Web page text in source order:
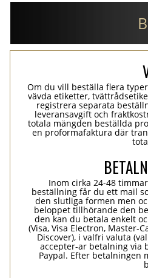
Om du vill beställa flera
vävda etiketter,
registrera separata
leveransavgift och
totala mängden beställda
en proformafaktura där
Inom cirka 24-48
beställning får du ett mail
den slutliga formen men
beloppet tillhörande den
den kan du betala enkelt
(Visa, Visa Electron, Master-
Discover), i valfri valuta
accepter-ar betalning via
Paypal. Efter betalningen